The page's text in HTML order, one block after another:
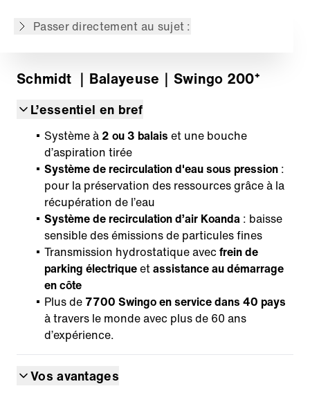
Passer directement au sujet :
Retour à l'aperçu
Schmidt ｜Balayeuse ｜Swingo 200⁺
L’essentiel en bref
Système à 2 ou 3 balais et une bouche
d’aspiration tirée
Système de recirculation d'eau sous pression :
pour la préservation des ressources grâce à la
récupération de l’eau
Système de recirculation d’air Koanda : baisse
sensible des émissions de particules fines
Transmission hydrostatique avec frein de
parking électriqueetassistance au démarrage
en côte
Plus de 7700 Swingo en service dans 40 pays
à travers le monde avec plus de 60 ans
d’expérience.
Vos avantages